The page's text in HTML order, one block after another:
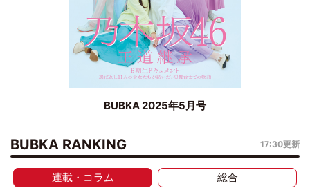
BUBKA 2025年5月号
BUBKA RANKING 17:30更新
連載・コラム 総合